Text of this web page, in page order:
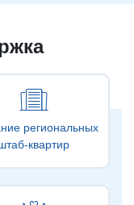
региональных
квартир